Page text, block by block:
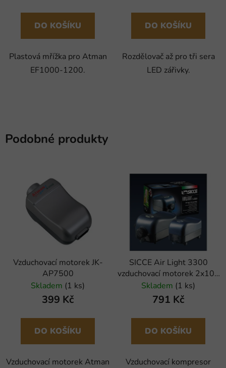
DO KOŠÍKU
Plastová mřížka pro Atman
EF1000-1200.
DO KOŠÍKU
Rozdělovač až pro tři sera
LED zářivky.
Podobné produkty
Vzduchovací motorek JK-
AP7500
Skladem (1 ks)
399 Kč
DO KOŠÍKU
Vzduchovací motorek Atman
SICCE Air Light 3300
vzduchovací motorek 2x100
l/h
Skladem (1 ks)
791 Kč
DO KOŠÍKU
Vzduchovací kompresor